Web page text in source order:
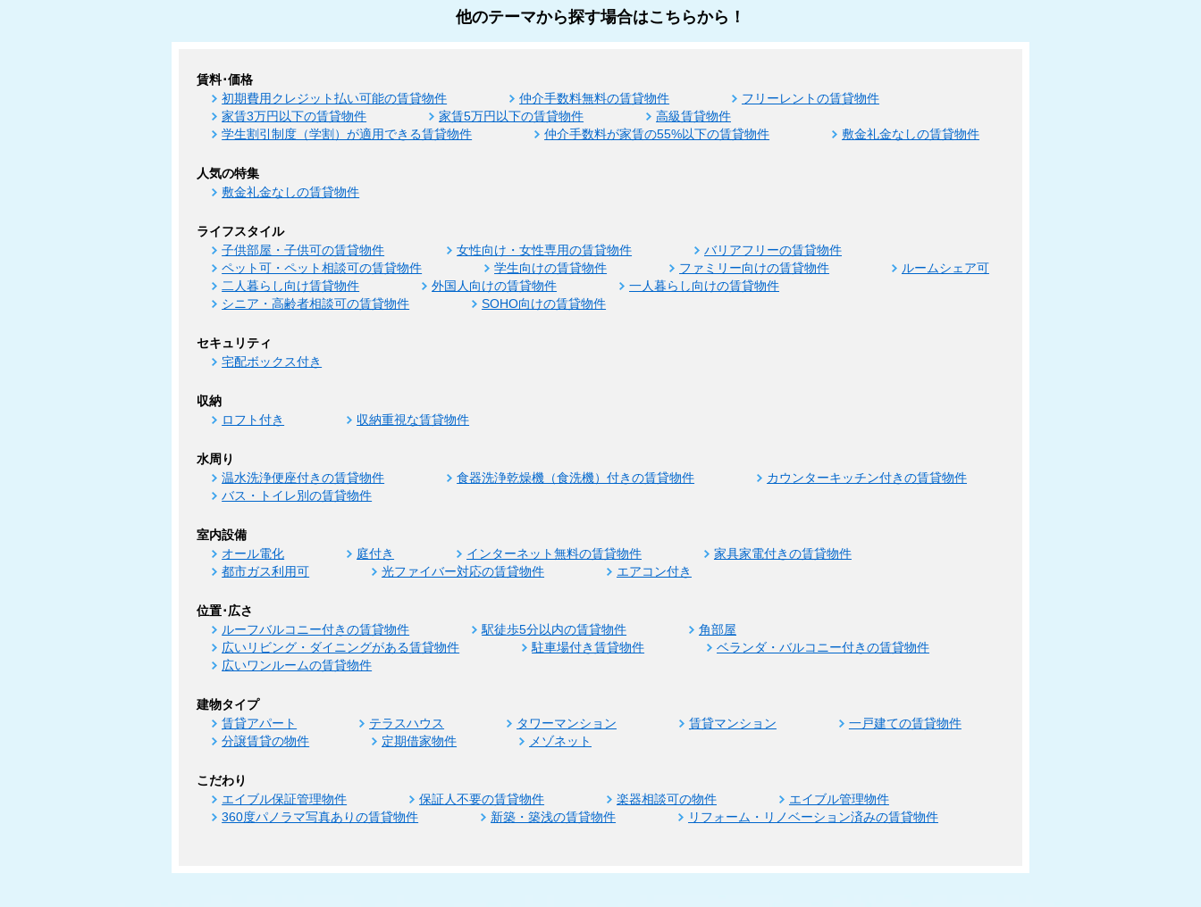
他のテーマから探す場合はこちらから！
賃料･価格
初期費用クレジット払い可能の賃貸物件 仲介手数料無料の賃貸物件
フリーレントの賃貸物件
家賃3万円以下の賃貸物件
家賃5万円以下の賃貸物件
高級賃貸物件
学生割引制度（学割）が適用できる賃貸物件
仲介手数料が家賃の55%以下の賃貸物件 敷金礼金なしの賃貸物件
人気の特集
敷金礼金なしの賃貸物件
ライフスタイル
子供部屋・子供可の賃貸物件 女性向け・女性専用の賃貸物件
バリアフリーの賃貸物件
ペット可・ペット相談可の賃貸物件
学生向けの賃貸物件 ファミリー向けの賃貸物件
ルームシェア可
二人暮らし向け賃貸物件
外国人向けの賃貸物件
一人暮らし向けの賃貸物件
シニア・高齢者相談可の賃貸物件
SOHO向けの賃貸物件
セキュリティ
宅配ボックス付き
収納
ロフト付き 収納重視な賃貸物件
水周り
温水洗浄便座付きの賃貸物件 食器洗浄乾燥機（食洗機）付きの賃貸物件
カウンターキッチン付きの賃貸物件
バス・トイレ別の賃貸物件
室内設備
オール電化 庭付き インターネット無料の賃貸物件
家具家電付きの賃貸物件
都市ガス利用可
光ファイバー対応の賃貸物件 エアコン付き
位置･広さ
ルーフバルコニー付きの賃貸物件 駅徒歩5分以内の賃貸物件
角部屋
広いリビング・ダイニングがある賃貸物件
駐車場付き賃貸物件
ベランダ・バルコニー付きの賃貸物件
広いワンルームの賃貸物件
建物タイプ
賃貸アパート テラスハウス タワーマンション 賃貸マンション
一戸建ての賃貸物件
分譲賃貸の物件
定期借家物件 メゾネット
こだわり
エイブル保証管理物件 保証人不要の賃貸物件 楽器相談可の物件
エイブル管理物件
360度パノラマ写真ありの賃貸物件
新築・築浅の賃貸物件 リフォーム・リノベーション済みの賃貸物件